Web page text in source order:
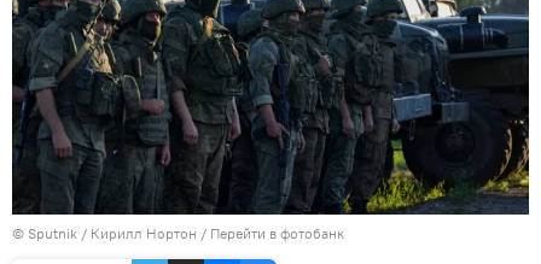
© Sputnik / Кирилл Нортон / Перейти в фотобанк